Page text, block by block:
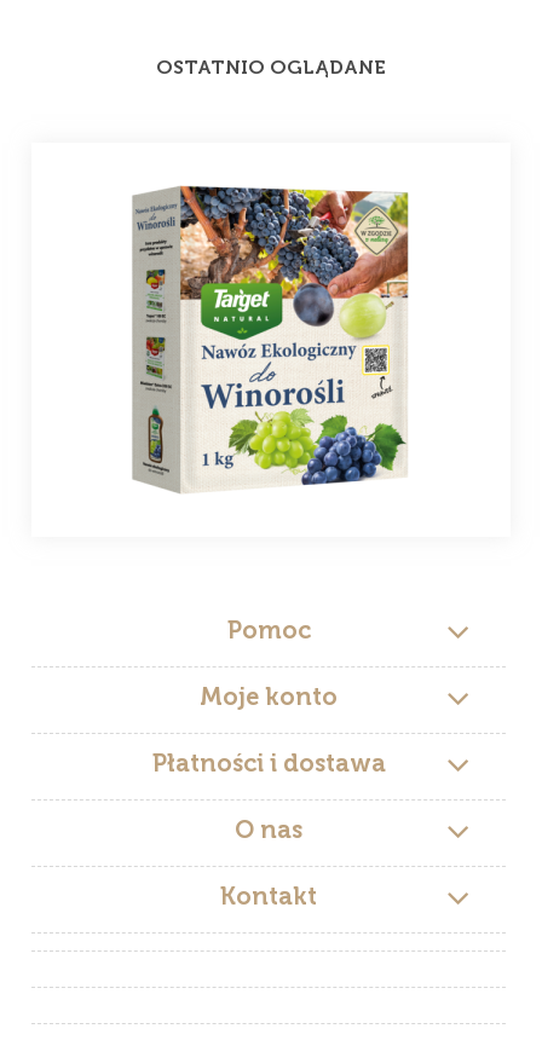
OSTATNIO OGLĄDANE
Pomoc
Moje konto
Płatności i dostawa
O nas
Kontakt